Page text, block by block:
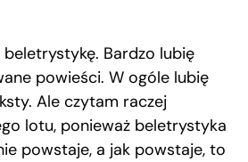
Bardzo lubię
powieści. W ogóle lubię
Ale czytam raczej
lotu, ponieważ beletrystyka
powstaje, a jak powstaje, to